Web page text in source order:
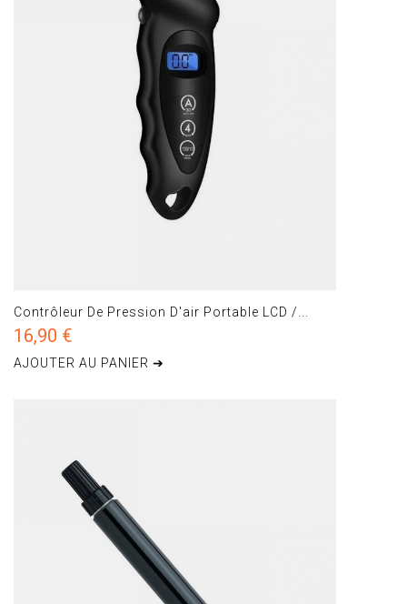
Contrôleur De Pression D'air Portable LCD /...
16,90 €
AJOUTER AU PANIER ➔